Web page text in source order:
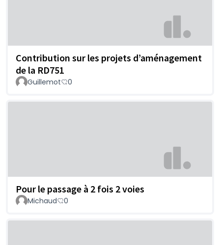
Contribution sur les projets d’aménagement
de la RD751
Guillemot 0
Pour le passage à 2 fois 2 voies
Michaud 0